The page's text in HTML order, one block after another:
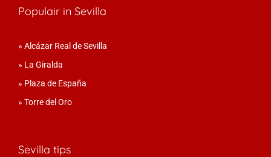
Populair in Sevilla
» Alcázar Real de Sevilla
» La Giralda
» Plaza de España
» Torre del Oro
Sevilla tips